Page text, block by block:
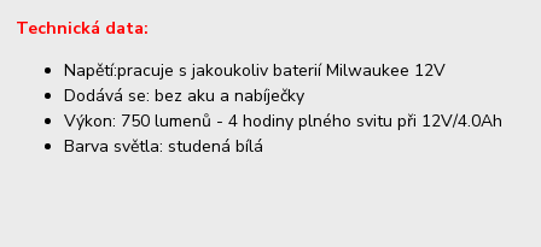
Technická data:
Napětí:pracuje s jakoukoliv baterií Milwaukee 12V
Dodává se: bez aku a nabíječky
Výkon: 750 lumenů - 4 hodiny plného svitu při 12V/4.0Ah
Barva světla: studená bílá